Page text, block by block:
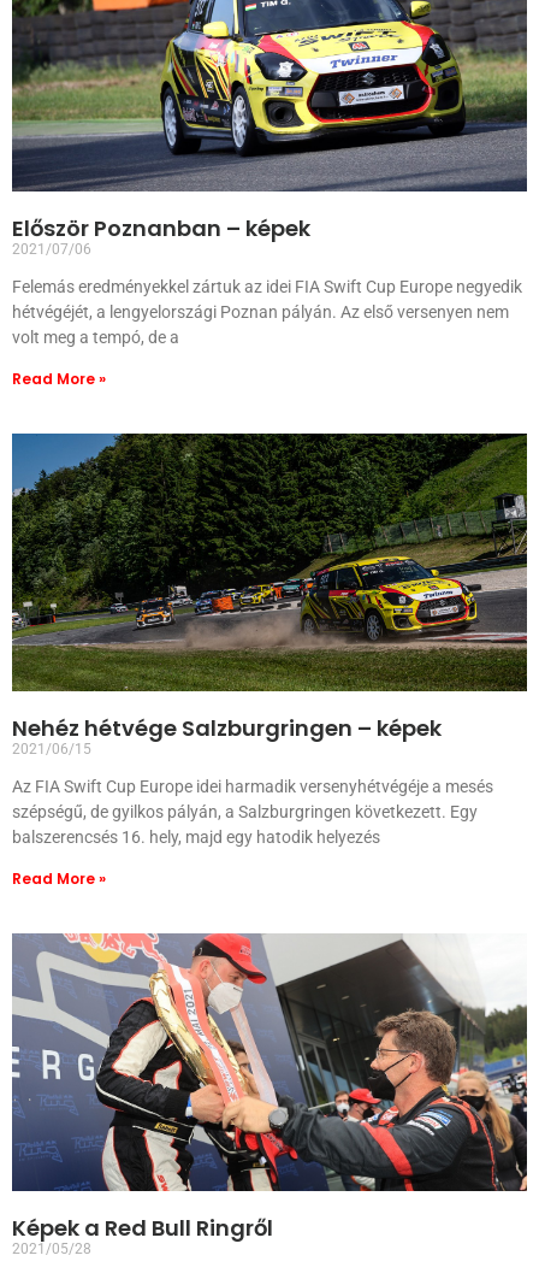
Először Poznanban – képek
2021/07/06
Felemás eredményekkel zártuk az idei FIA Swift Cup Europe negyedik
hétvégéjét, a lengyelországi Poznan pályán. Az első versenyen nem
volt meg a tempó, de a
Read More »
Nehéz hétvége Salzburgringen – képek
2021/06/15
Az FIA Swift Cup Europe idei harmadik versenyhétvégéje a mesés
szépségű, de gyilkos pályán, a Salzburgringen következett. Egy
balszerencsés 16. hely, majd egy hatodik helyezés
Read More »
Képek a Red Bull Ringről
2021/05/28